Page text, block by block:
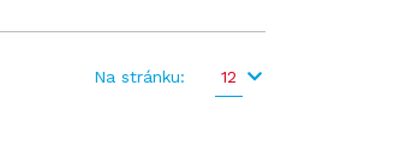
Na stránku: 12